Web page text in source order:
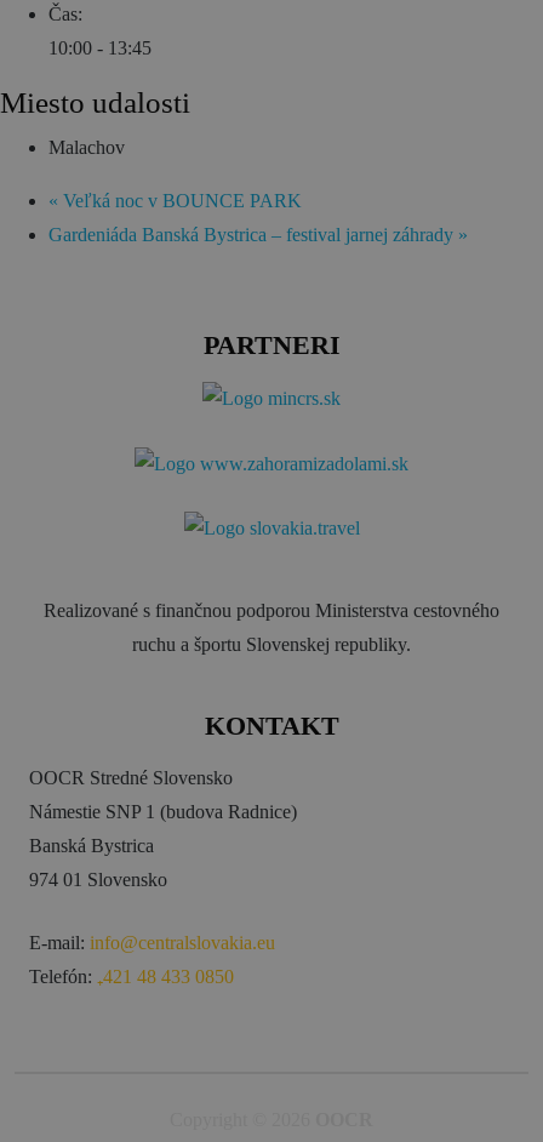
Čas:
10:00 - 13:45
Miesto udalosti
Malachov
« Veľká noc v BOUNCE PARK
Gardeniáda Banská Bystrica – festival jarnej záhrady »
PARTNERI
Realizované s finančnou podporou Ministerstva cestovného
ruchu a športu Slovenskej republiky.
KONTAKT
OOCR Stredné Slovensko
Námestie SNP 1 (budova Radnice)
Banská Bystrica
974 01 Slovensko
E-mail: info@centralslovakia.eu
Telefón: ₊421 48 433 0850